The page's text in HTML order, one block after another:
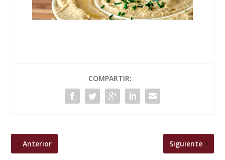
COMPARTIR:
Anterior Siguiente